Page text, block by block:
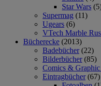
Star Wars
Supermag (11)
Ugears (6)
VTech Marble
Bücherecke (2013)
Badebücher (22)
Bilderbücher (85)
Comics &
Eintragbücher (67)